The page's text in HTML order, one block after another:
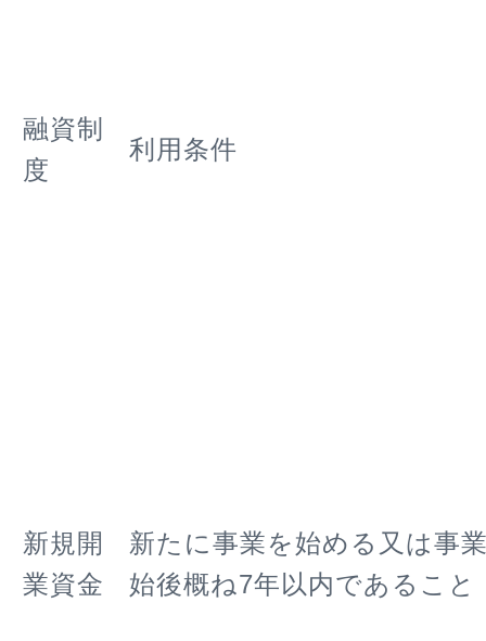
融資制
度
利用条件
新規開
業資金
新たに事業を始める又は事
始後概ね7年以内であること